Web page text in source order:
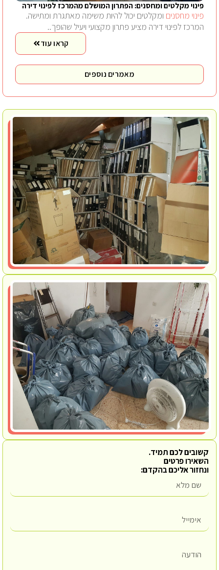
פינוי מקלטים ומחסנים: הפתרון המושלם מהמרכז לפינוי דירה
פינוי מחסנים ומקלטים יכול להיות משימה מאתגרת ומתישה.
המרכז לפינוי דירה מציע פתרון מקצועי ויעיל שהופך..
קראו עוד
מאמרים נוספים
קשובים לכם תמיד.
השאירו פרטים
ונחזור אליכם בהקדם: